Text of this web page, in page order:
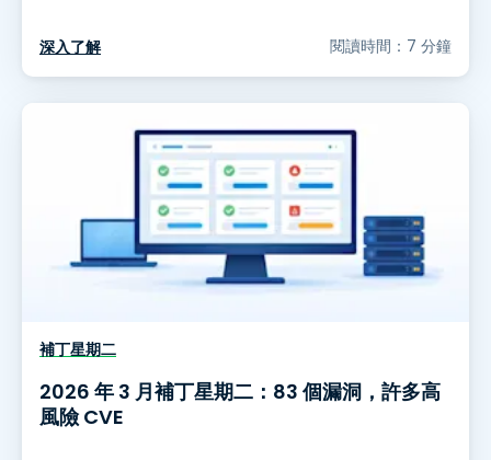
深入了解 閱讀時間：7 分鐘
補丁星期二
2026 年 3 月補丁星期二：83 個漏洞，許多高
風險 CVE